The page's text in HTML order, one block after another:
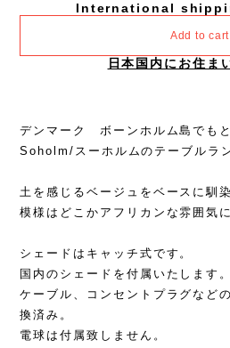
International
Add to cart
日本国内にお住ま
デンマーク ボーンホルム島でも
Soholm/スーホルムのテーブルラ
土を感じるベージュをベースに馴
模様はどこかアフリカンな雰囲気
シェードはキャッチ式です。
国内のシェードを付属いたします。
ケーブル、コンセントプラグなど
換済み。
電球は付属致しません。